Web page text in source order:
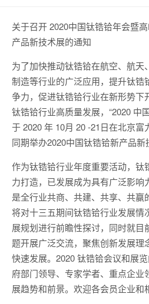
关于召开 2020中国钛锆铪年会暨
产品新技术展的通知
为了加快推动钛锆铪在航空、航
制造等行业的广泛应用，提升钛锆
争力，促进钛锆铪行业在新形势下
钛锆铪行业高质量发展，“2020 中
于 2020 年 10月 20 -21日在北京
同期举办2020中国钛锆铪新产品新
作为钛锆铪行业年度重要活动，钛
力打造，已发展成为具有广泛影响
是全行业共商、共建、共享、共赢
将对十三五期间钛锆铪行业发展情
展规划进行前瞻性探讨，同时就目
题开展广泛交流，聚焦创新发展理
快速发展。2020 钛锆铪会议和展
府部门领导、专家学者、重点企业
展趋势和前景。欢迎各会员企业和